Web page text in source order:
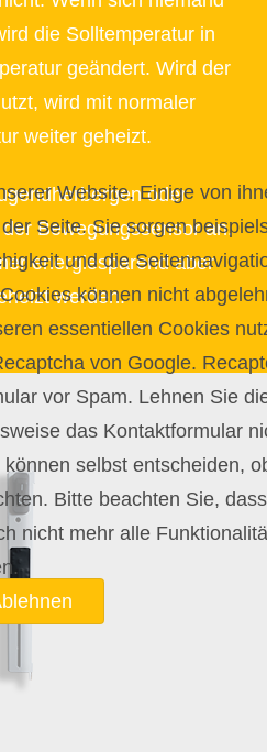
die Solltemperatur in
geändert. Wird der
wird mit normaler
weiter geheizt.
oder
Bewegungssensor an.
energiesparend aber
werden.
Website. Einige von
Seite. Sie sorgen
und die
können nicht
essentiellen Cookies
von Google.
vor Spam. Lehnen Sie
das Kontaktformular
selbst entscheiden,
Bitte beachten Sie,
nicht mehr alle